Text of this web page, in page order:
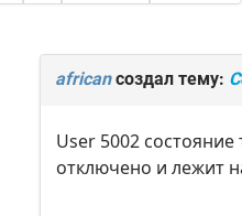
africanсоздал тему:
User 5002
отключено и лежит